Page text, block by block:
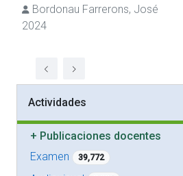
Bordonau Farrerons, José
2024
Actividades
+ Publicaciones docentes
Examen
39,772